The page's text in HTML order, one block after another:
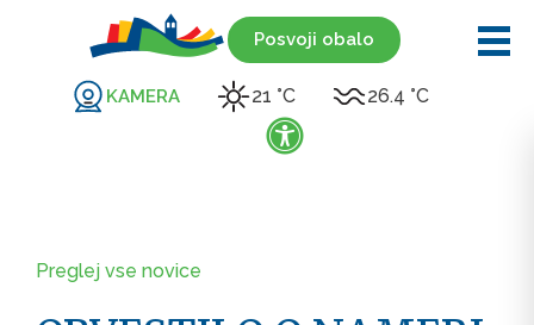
Posvoji obalo
KAMERA 21 °C 26.4 °C
Preglej vse novice